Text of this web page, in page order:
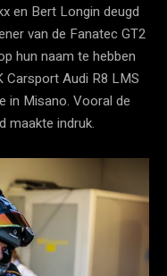
en Bert Longin deugd
van de Fanatec GT2
hun naam te hebben
Carsport Audi R8 LMS
in Misano. Vooral de
maakte indruk.